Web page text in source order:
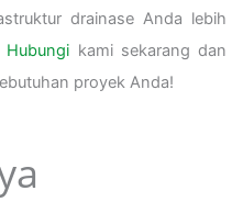
drainase Anda lebih
Hubungi kami sekarang dan
proyek Anda!